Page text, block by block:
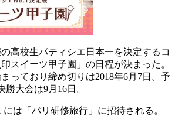
の高校生パティシエ日本一を決定するコ
スイーツ甲子園」の日程が決まった。
っており締め切りは2018年6月7日。予
大会は9月16日。
は「パリ研修旅行」に招待される。